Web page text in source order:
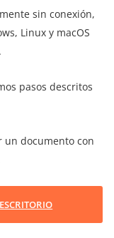
sin conexión,
Linux y macOS
pasos descritos
un documento con